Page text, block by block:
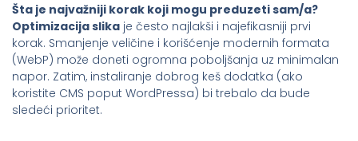
Šta je najvažniji korak koji mogu preduzeti sam/a?
Optimizacija slika je često najlakši i najefikasniji prvi
korak. Smanjenje veličine i korišćenje modernih formata
(WebP) može doneti ogromna poboljšanja uz minimalan
napor. Zatim, instaliranje dobrog keš dodatka (ako
koristite CMS poput WordPressa) bi trebalo da bude
sledeći prioritet.